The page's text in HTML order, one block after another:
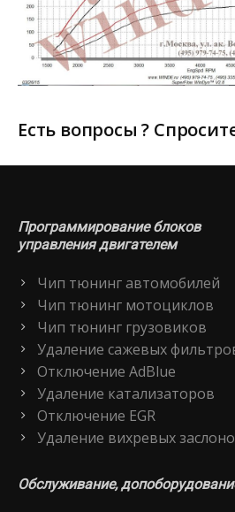
Есть вопросы ?
Программирование блоков
управления двигателем
Чип тюнинг автомобилей
Чип тюнинг мотоциклов
Чип тюнинг грузовиков
Удаление сажевых
Отключение AdBlue
Удаление катализаторов
Отключение EGR
Удаление вихревых
Обслуживание,